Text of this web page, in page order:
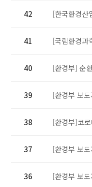
42 [한국환경산
41 [국립환경과
40 [환경부] 순
39 [환경부 보
38 [환경부]코
37 [환경부 보
36 [환경부 보